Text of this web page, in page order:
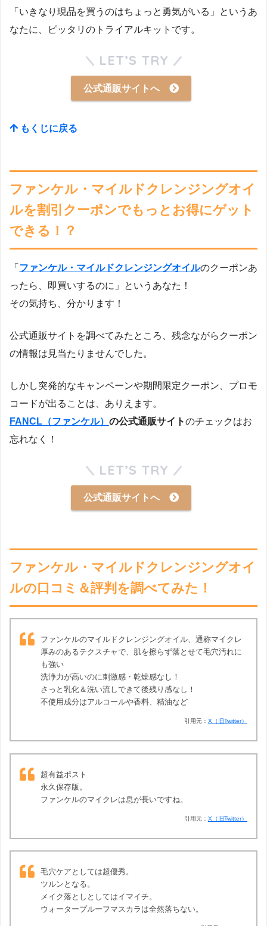
「いきなり現品を買うのはちょっと勇気がいる」というあ
なたに、ピッタリのトライアルキットです。
LET’S TRY
公式通販サイトへ
もくじに戻る
ファンケル・マイルドクレンジングオイ
ルを割引クーポンでもっとお得にゲット
できる！？
「 ファンケル・マイルドクレンジングオイルのクーポンあ
ったら、即買いするのに」というあなた！
その気持ち、分かります！
公式通販サイトを調べてみたところ、残念ながらクーポン
の情報は見当たりませんでした。
しかし突発的なキャンペーンや期間限定クーポン、プロモ
コードが出ることは、ありえます。
FANCL（ファンケル） の公式通販サイトのチェックはお
忘れなく！
LET’S TRY
公式通販サイトへ
ファンケル・マイルドクレンジングオイ
ルの口コミ＆評判を調べてみた！
ファンケルのマイルドクレンジングオイル、通称マイクレ
厚みのあるテクスチャで、肌を擦らず落とせて毛穴汚れに
も強い
洗浄力が高いのに刺激感・乾燥感なし！
さっと乳化＆洗い流しできて後残り感なし！
不使用成分はアルコールや香料、精油など
引用元： X（旧Twitter）
超有益ポスト
永久保存版。
ファンケルのマイクレは息が長いですね。
引用元： X（旧Twitter）
毛穴ケアとしては超優秀。
ツルンとなる。
メイク落としとしてはイマイチ。
ウォータープルーフマスカラは全然落ちない。